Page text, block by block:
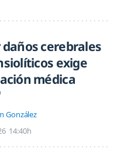
daños cerebrales
exige
médica
González
14:40h